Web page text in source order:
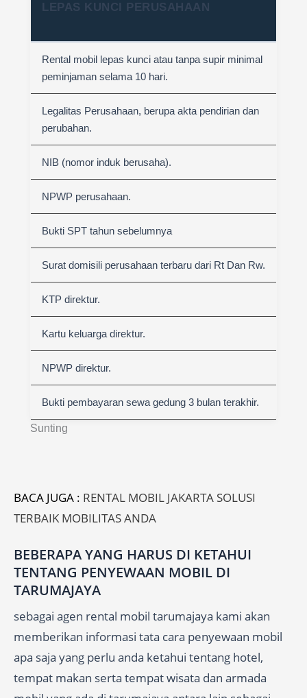
Sunting
LEPAS KUNCI PERUSAHAAN
Rental mobil lepas kunci atau tanpa supir minimal
peminjaman selama 10 hari.
Legalitas Perusahaan, berupa akta pendirian dan
perubahan.
NIB (nomor induk berusaha).
NPWP perusahaan.
Bukti SPT tahun sebelumnya
Surat domisili perusahaan terbaru dari Rt Dan Rw.
KTP direktur.
Kartu keluarga direktur.
NPWP direktur.
Bukti pembayaran sewa gedung 3 bulan terakhir.
BACA JUGA : RENTAL MOBIL JAKARTA SOLUSI
TERBAIK MOBILITAS ANDA
BEBERAPA YANG HARUS DI KETAHUI
TENTANG PENYEWAAN MOBIL DI
TARUMAJAYA
sebagai agen rental mobil tarumajaya kami akan
memberikan informasi tata cara penyewaan mobil
apa saja yang perlu anda ketahui tentang hotel,
tempat makan serta tempat wisata dan armada